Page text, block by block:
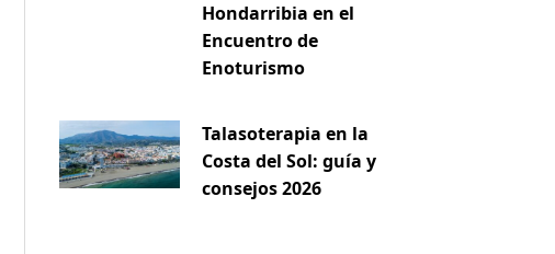
Hondarribia en el
Encuentro de
Enoturismo
Talasoterapia en la
Costa del Sol: guía y
consejos 2026